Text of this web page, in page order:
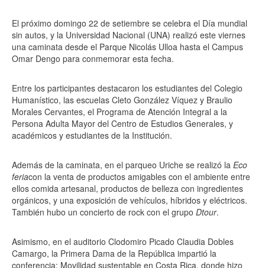
El próximo domingo 22 de setiembre se celebra el Día mundial
sin autos, y la Universidad Nacional (UNA) realizó este viernes
una caminata desde el Parque Nicolás Ulloa hasta el Campus
Omar Dengo para conmemorar esta fecha.
Entre los participantes destacaron los estudiantes del Colegio
Humanístico, las escuelas Cleto González Víquez y Braulio
Morales Cervantes, el Programa de Atención Integral a la
Persona Adulta Mayor del Centro de Estudios Generales, y
académicos y estudiantes de la Institución.
Además de la caminata, en el parqueo Uriche se realizó la Eco
feriacon la venta de productos amigables con el ambiente entre
ellos comida artesanal, productos de belleza con ingredientes
orgánicos, y una exposición de vehículos, híbridos y eléctricos.
También hubo un concierto de rock con el grupo Dtour.
Asimismo, en el auditorio Clodomiro Picado Claudia Dobles
Camargo, la Primera Dama de la República impartió la
conferencia: Movilidad sustentable en Costa Rica, donde hizo